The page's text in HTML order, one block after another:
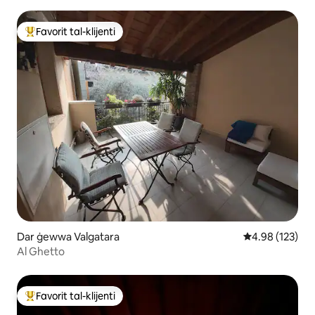
Wieħed mill-aqwa favoriti tal-klijenti
Favorit tal-klijenti
Dar ġewwa Valgatara Rating medju
4.98 (123)
Al Ghetto
Wieħed mill-aqwa favoriti tal-klijenti
Favorit tal-klijenti